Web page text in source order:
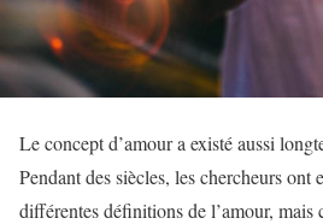
Le concept d’amour a existé aussi
Pendant des siècles, les chercheurs ont
différentes définitions de l’amour, mais